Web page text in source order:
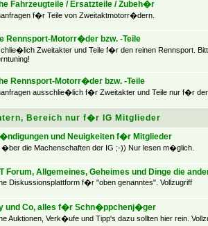
Fahrzeugteile / Ersatzteile / Zubeh�r
f�r Teile von Zweitaktmotorr�dern.
Rennsport-Motorr�der bzw. -Teile
Zweitakter und Teile f�r den reinen Rennsport.
Rennsport-Motorr�der bzw. -Teile
ausschlie�lich f�r Zweitakter und Teile nur f�r
Bereich nur f�r IG Mitglieder
und Neuigkeiten f�r Mitglieder
�ber die Machenschaften der IG ;-)) Nur lesen m�glich.
Forum, Allgemeines, Geheimes und Dinge die
Diskussionsplattform f�r "oben genanntes". Vollzugriff
und Co, alles f�r Schn�ppchenj�ger
Auktionen, Verk�ufe und Tipp's dazu sollten hier rein.